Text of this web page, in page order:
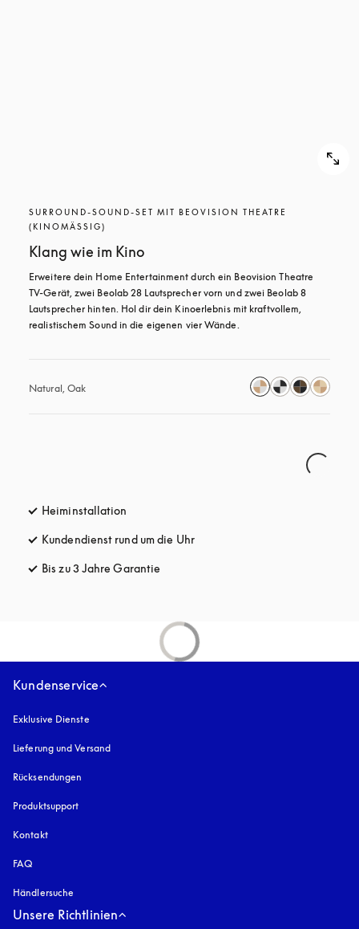
SURROUND-SOUND-SET MIT BEOVISION THEATRE
(KINOMÄSSIG)
Klang wie im Kino
Erweitere dein Home Entertainment durch ein Beovision Theatre
TV-Gerät, zwei Beolab 28 Lautsprecher vorn und zwei Beolab 8
Lautsprecher hinten. Hol dir dein Kinoerlebnis mit kraftvollem,
realistischem Sound in die eigenen vier Wände.
Natural, Oak
Heiminstallation
Kundendienst rund um die Uhröffnet sich in einem neuen Tab
Bis zu 3 Jahre Garantie
Kundenservice
Exklusive Dienste
Lieferung und Versand
Rücksendungen
Produktsupport
Kontakt
FAQ
Händlersuche
Unsere Richtlinien